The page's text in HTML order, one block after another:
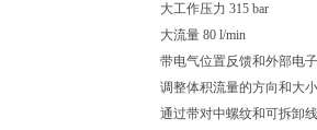
大工作压力 315 bar
大流量 80 l/min
带电气位置反馈和外部电
调整体积流量的方向和大小
通过带对中螺纹和可拆卸